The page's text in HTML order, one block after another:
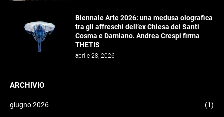
Biennale Arte 2026: una medusa olografica
tra gli affreschi dell’ex Chiesa dei Santi
Cosma e Damiano. Andrea Crespi firma
THETIS
aprile 28, 2026
ARCHIVIO
giugno 2026 (1)